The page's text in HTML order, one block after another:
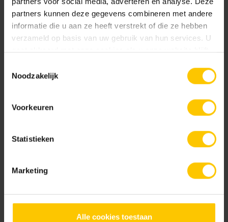
partners kunnen deze gegevens combineren met andere
informatie die u aan ze heeft verstrekt of die ze hebben
verzameld op basis van uw gebruik van hun services. U
gaat akkoord met onze cookies als u onze website blijft
Noodzakelijk
Voorkeuren
Statistieken
Marketing
Alle cookies toestaan
60 x 40 x 15
Kleur
Standaard kleuren